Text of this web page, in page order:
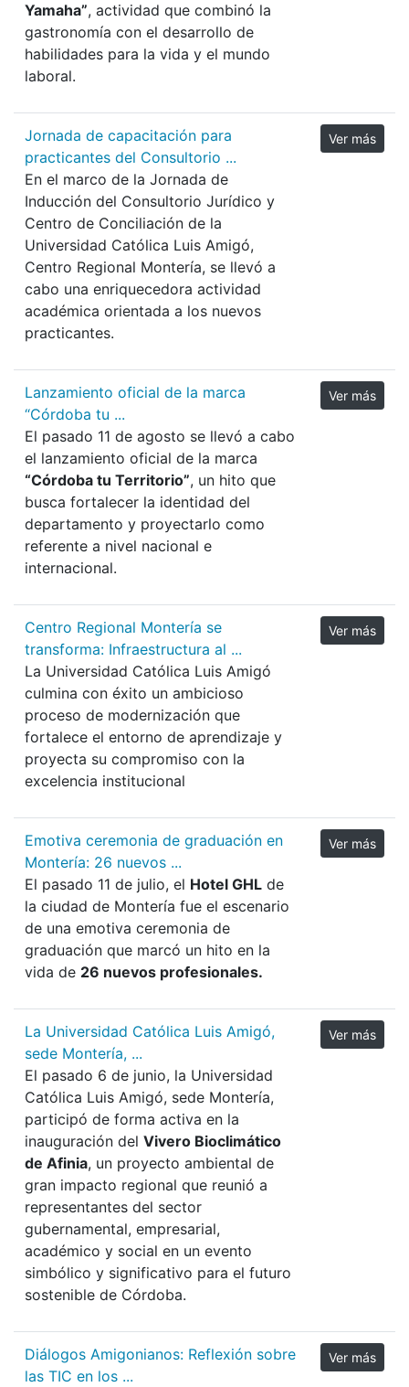
Yamaha”, actividad que combinó la
gastronomía con el desarrollo de
habilidades para la vida y el mundo
laboral.
Jornada de capacitación para
practicantes del Consultorio ...
En el marco de la Jornada de
Inducción del Consultorio Jurídico y
Centro de Conciliación de la
Universidad Católica Luis Amigó,
Centro Regional Montería, se llevó a
cabo una enriquecedora actividad
académica orientada a los nuevos
practicantes.
Ver más
Lanzamiento oficial de la marca
“Córdoba tu ...
El pasado 11 de agosto se llevó a cabo
el lanzamiento oficial de la marca
“Córdoba tu Territorio”, un hito que
busca fortalecer la identidad del
departamento y proyectarlo como
referente a nivel nacional e
internacional.
Ver más
Centro Regional Montería se
transforma: Infraestructura al ...
La Universidad Católica Luis Amigó
culmina con éxito un ambicioso
proceso de modernización que
fortalece el entorno de aprendizaje y
proyecta su compromiso con la
excelencia institucional
Ver más
Emotiva ceremonia de graduación en
Montería: 26 nuevos ...
El pasado 11 de julio, el Hotel GHL de
la ciudad de Montería fue el escenario
de una emotiva ceremonia de
graduación que marcó un hito en la
vida de 26 nuevos profesionales.
Ver más
La Universidad Católica Luis Amigó,
sede Montería, ...
El pasado 6 de junio, la Universidad
Católica Luis Amigó, sede Montería,
participó de forma activa en la
inauguración del Vivero Bioclimático
de Afinia, un proyecto ambiental de
gran impacto regional que reunió a
representantes del sector
gubernamental, empresarial,
académico y social en un evento
simbólico y significativo para el futuro
sostenible de Córdoba.
Ver más
Diálogos Amigonianos: Reflexión sobre
las TIC en los ...
Ver más